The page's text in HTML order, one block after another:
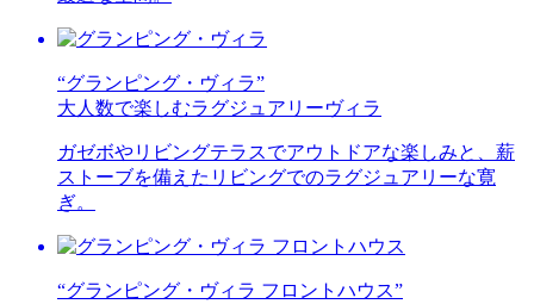
“グランピング・ヴィラ”
大人数で楽しむラグジュアリーヴィラ
ガゼボやリビングテラスでアウトドアな楽しみと、薪
ストーブを備えたリビングでのラグジュアリーな寛
ぎ。
“グランピング・ヴィラ フロントハウス”